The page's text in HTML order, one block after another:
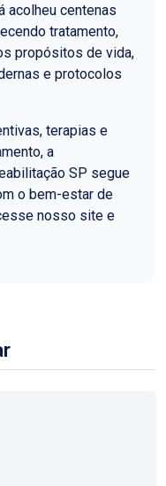
acolheu centenas
tratamento,
propósitos de vida,
e protocolos
terapias e
a
SP segue
o bem-estar de
nosso site e